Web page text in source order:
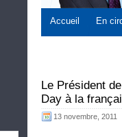
Accueil En
Le Président
Day à la
13 novembre, 2011